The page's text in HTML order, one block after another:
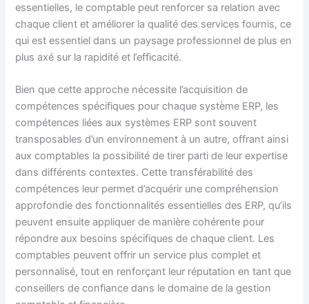
essentielles, le comptable peut renforcer sa relation avec
chaque client et améliorer la qualité des services fournis, ce
qui est essentiel dans un paysage professionnel de plus en
plus axé sur la rapidité et l’efficacité.
Bien que cette approche nécessite l’acquisition de
compétences spécifiques pour chaque système ERP, les
compétences liées aux systèmes ERP sont souvent
transposables d’un environnement à un autre, offrant ainsi
aux comptables la possibilité de tirer parti de leur expertise
dans différents contextes. Cette transférabilité des
compétences leur permet d’acquérir une compréhension
approfondie des fonctionnalités essentielles des ERP, qu’ils
peuvent ensuite appliquer de manière cohérente pour
répondre aux besoins spécifiques de chaque client. Les
comptables peuvent offrir un service plus complet et
personnalisé, tout en renforçant leur réputation en tant que
conseillers de confiance dans le domaine de la gestion